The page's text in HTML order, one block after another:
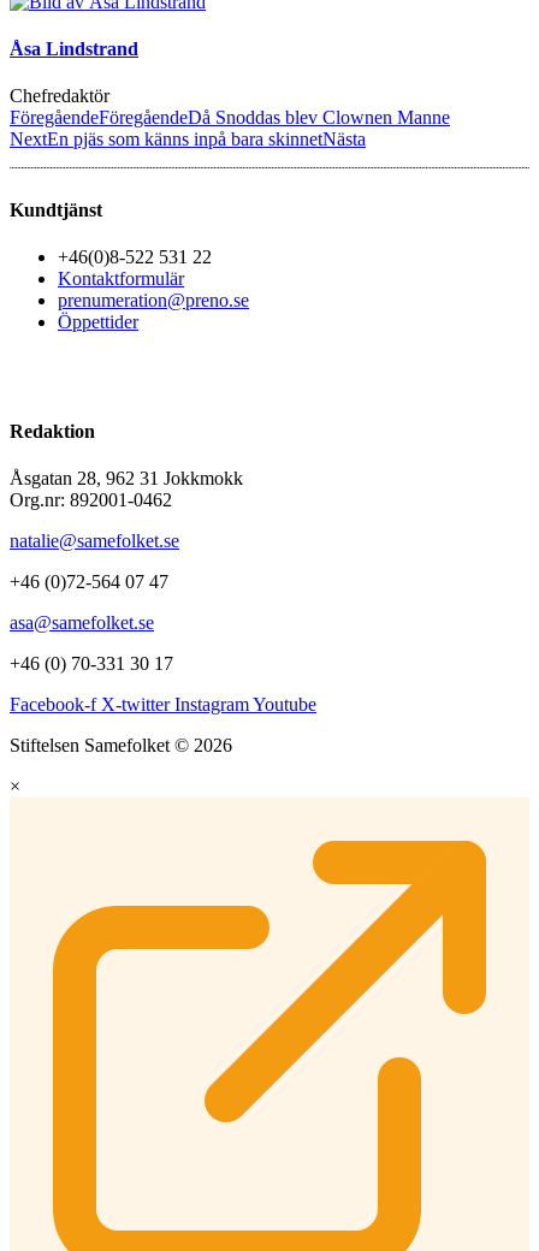
Åsa Lindstrand
Chefredaktör
FöregåendeFöregåendeDå Snoddas blev Clownen Manne
NextEn pjäs som känns inpå bara skinnetNästa
Kundtjänst
+46(0)8-522 531 22
Kontaktformulär
prenumeration@preno.se
Öppettider
Redaktion
Åsgatan 28, 962 31 Jokkmokk
Org.nr: 892001-0462
natalie@samefolket.se
+46 (0)72-564 07 47
asa@samefolket.se
+46 (0) 70-331 30 17
Facebook-f X-twitter InstagramYoutube
Stiftelsen Samefolket © 2026
×